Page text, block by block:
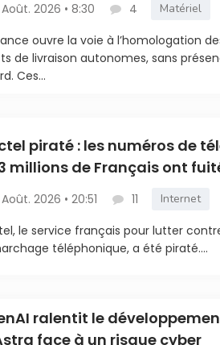
2026 • 8:30 4 Matériel
ouvre la voie à l’homologation
de livraison autonomes, sans
Ces...
piraté : les numéros de
millions de Français ont
2026 • 20:51 11 Internet
le service français pour lutter
téléphonique, a été piraté....
ralentit le
face à un risque cyber